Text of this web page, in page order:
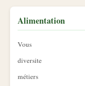
Alimentation
Vous
diversite
métiers